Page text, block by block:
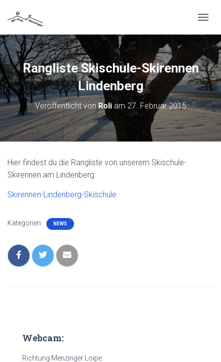
A
G
A
T
I
O
N
U
M
S
Rangliste Skischule-Skirennen
Lindenberg
Veröffentlicht vonRoliam 27. Februar 2015
Hier findest du die Rangliste von unserem Skischule-
Skirennen am Lindenberg:
Skirennen-Lindenberg-Skischule
Kategorien: NEWS
Webcam:
Richtung Menzinger Loipe: